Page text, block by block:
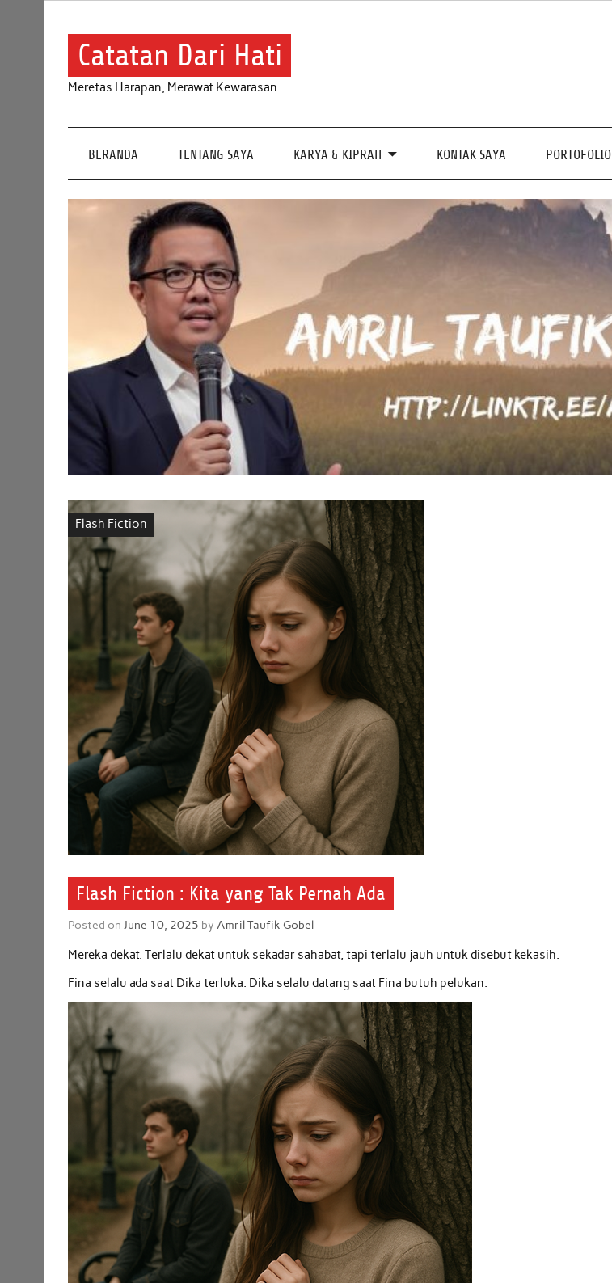
Catatan Dari Hati
Meretas Harapan, Merawat Kewarasan
BERANDA TENTANG SAYA KARYA & KIPRAH KONTAK SAYA PORTOFOLIO
Flash Fiction
Flash Fiction : Kita yang Tak Pernah Ada
Posted onJune 10, 2025 byAmril Taufik Gobel
Mereka dekat. Terlalu dekat untuk sekadar sahabat, tapi terlalu jauh untuk disebut kekasih.
Fina selalu ada saat Dika terluka. Dika selalu datang saat Fina butuh pelukan.